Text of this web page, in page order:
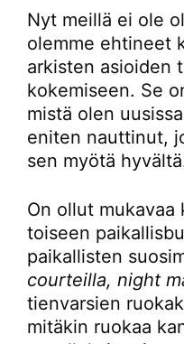
Nyt meillä ei ole
olemme ehtineet
arkisten asioiden
kokemiseen. Se
mistä olen
eniten nauttinut,
sen myötä
On ollut mukavaa
toiseen
paikallisten
courteilla, night
tienvarsien
mitäkin ruokaa